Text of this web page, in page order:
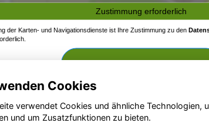
Zustimmung erforderlich
der Karten- und Navigationsdienste ist Ihre Zustimmung zu den
Zustimmen und aktivieren
Cookies
verwendet Cookies und ähnliche Technologien,
und um Zusatzfunktionen zu bieten.